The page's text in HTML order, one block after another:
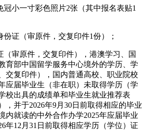
小一寸彩色照片2张（其中报名表贴1
证（审原件，交复印件1份）；
审原件，交复印件），港澳学习、国
育部中国留学服务中心境外的学历、学
交复印件），国内普通高校、职业院校
应届毕业生（非在职）未取得学历（学
校出具的成绩单和毕业生就业推荐表
，并于2026年9月30日前取得相应的毕业
内就读的中外合作办学2025年应届毕业
年12月31日前取得相应学历（学位）证